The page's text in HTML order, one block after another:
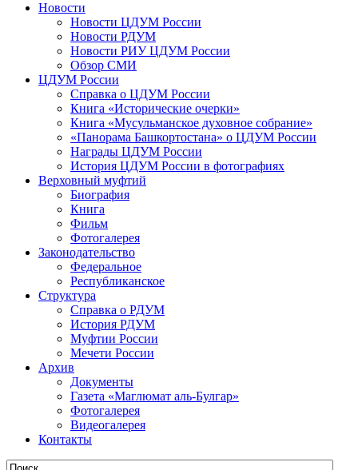
Новости
Новости ЦДУМ России
Новости РДУМ
Новости РИУ ЦДУМ России
Обзор СМИ
ЦДУМ России
Справка о ЦДУМ России
Книга «Исторические очерки»
Книга «Мусульманское духовное собрание»
«Панорама Башкортостана» о ЦДУМ России
Награды ЦДУМ России
История ЦДУМ России в фотографиях
Верховный муфтий
Биография
Книга
Фильм
Фотогалерея
Законодательство
Федеральное
Республиканское
Структура
Справка о РДУМ
История РДУМ
Муфтии России
Мечети России
Архив
Документы
Газета «Маглюмат аль-Булгар»
Фотогалерея
Видеогалерея
Контакты